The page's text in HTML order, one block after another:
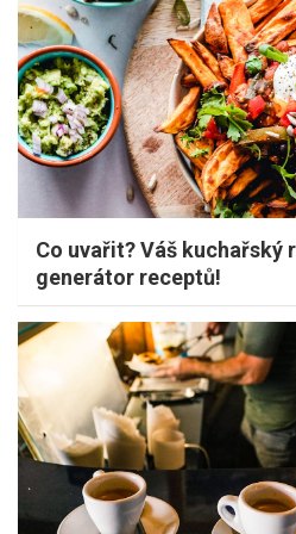
Co uvařit? Váš kuchařský
generátor receptů!